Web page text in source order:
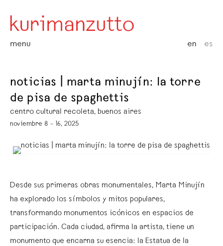
menu en es
noticias | marta minujín: la torre
de pisa de spaghettis
centro cultural recoleta, buenos aires
noviembre 8 – 16, 2025
Desde sus primeras obras monumentales, Marta Minujín
ha explorado los símbolos y mitos populares,
transformando monumentos icónicos en espacios de
participación. Cada ciudad, afirma la artista, tiene un
monumento que encarna su esencia: la Estatua de la